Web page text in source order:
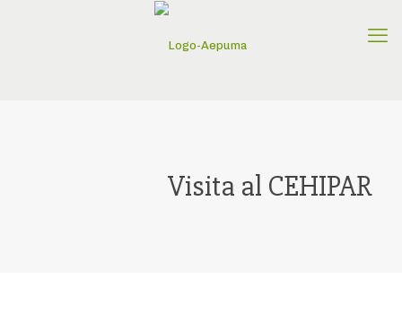
Visita al CEHIPAR